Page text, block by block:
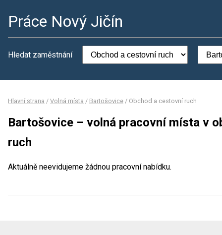
Práce Nový Jičín
Hledat zaměstnání
Hlavní strana / Volná místa / Bartošovice / Obchod a cestovní ruch
Bartošovice – volná pracovní místa v
ruch
Aktuálně neevidujeme žádnou pracovní nabídku.